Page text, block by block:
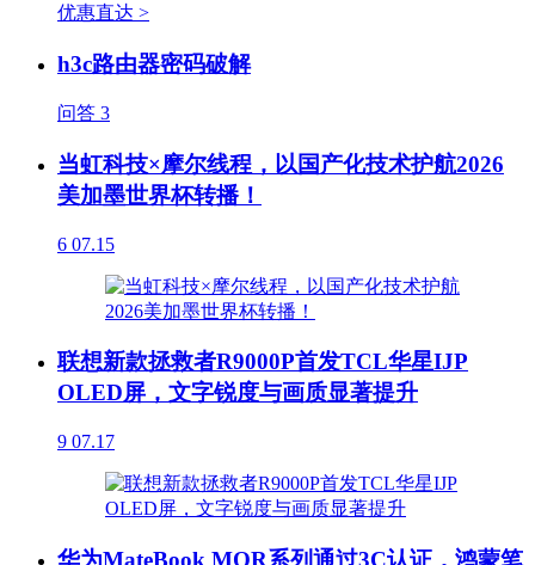
优惠直达 >
h3c路由器密码破解
问答 3
当虹科技×摩尔线程，以国产化技术护航2026
美加墨世界杯转播！
6 07.15
联想新款拯救者R9000P首发TCL华星IJP
OLED屏，文字锐度与画质显著提升
9 07.17
华为MateBook MOR系列通过3C认证，鸿蒙笔